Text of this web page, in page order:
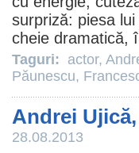
surpriză: piesa
cheie dramatică,
Taguri: actor,
Păunescu,
Andrei
28.08.2013